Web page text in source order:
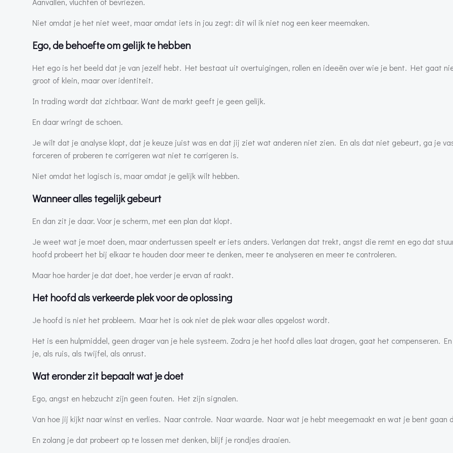
Niet omdat je het niet weet, maar omdat iets in jou zegt: dit wil ik niet nog een keer meemaken.
Ego, de behoefte om gelijk te hebben
Het ego is het beeld dat je van jezelf hebt. Het bestaat uit overtuigingen, rollen en ideeën over wie je bent. Het gaat
groot of klein, maar over identiteit.
In trading wordt dat zichtbaar. Want de markt geeft je geen gelijk.
En daar wringt de schoen.
Je wilt dat je analyse klopt, dat je keuze juist was en dat jij ziet wat anderen niet zien. En als dat niet gebeurt, ga je
forceren of proberen te corrigeren wat niet te corrigeren is.
Niet omdat het logisch is, maar omdat je gelijk wilt hebben.
Wanneer alles tegelijk gebeurt
En dan zit je daar. Voor je scherm, met een plan dat klopt.
Je weet wat je moet doen, maar ondertussen speelt er iets anders. Verlangen dat trekt, angst die remt en ego dat
hoofd probeert het bij elkaar te houden door meer te denken, meer te analyseren en meer te controleren.
Maar hoe harder je dat doet, hoe verder je ervan af raakt.
Het hoofd als verkeerde plek voor de oplossing
Je hoofd is niet het probleem. Maar het is ook niet de plek waar alles opgelost wordt.
Het is een hulpmiddel, geen drager van je hele systeem. Zodra je het hoofd alles laat dragen, gaat het compenseren.
je, als ruis, als twijfel, als onrust.
Wat eronder zit bepaalt wat je doet
Ego, angst en hebzucht zijn geen fouten. Het zijn signalen.
Van hoe jij kijkt naar winst en verlies. Naar controle. Naar waarde. Naar wat je hebt meegemaakt en wat je bent gaan
En zolang je dat probeert op te lossen met denken, blijf je rondjes draaien.